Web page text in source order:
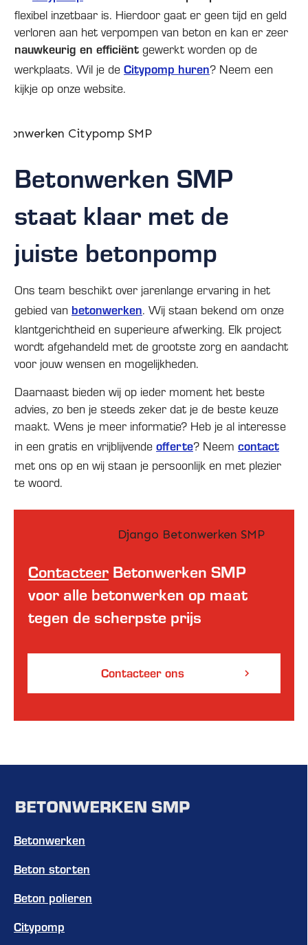
flexibel inzetbaar is. Hierdoor gaat er geen tijd en geld
verloren aan het verpompen van beton en kan er zeer
nauwkeurig en efficiënt gewerkt worden op de
werkplaats. Wil je de Citypomp huren? Neem een
kijkje op onze website.
Betonwerken SMP
staat klaar met de
juiste betonpomp
Ons team beschikt over jarenlange ervaring in het
gebied van betonwerken. Wij staan bekend om onze
klantgerichtheid en superieure afwerking. Elk project
wordt afgehandeld met de grootste zorg en aandacht
voor jouw wensen en mogelijkheden.
Daarnaast bieden wij op ieder moment het beste
advies, zo ben je steeds zeker dat je de beste keuze
maakt. Wens je meer informatie? Heb je al interesse
in een gratis en vrijblijvende offerte? Neem contact
met ons op en wij staan je persoonlijk en met plezier
te woord.
Contacteer Betonwerken SMP
voor alle betonwerken op maat
tegen de scherpste prijs
Contacteer ons
Betonwerken
Beton storten
Beton polieren
Citypomp